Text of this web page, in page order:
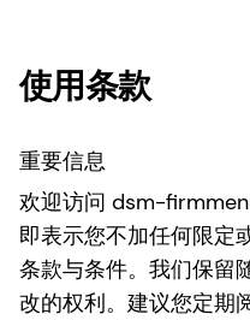
使用条款
重要信息
欢迎访问 dsm-
即表示您不加任何限定
条款与条件。我们保留
改的权利。建议您定期